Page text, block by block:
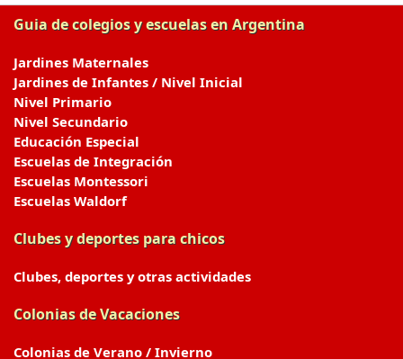
Guia de colegios y escuelas en Argentina
Jardines Maternales
Jardines de Infantes / Nivel Inicial
Nivel Primario
Nivel Secundario
Educación Especial
Escuelas de Integración
Escuelas Montessori
Escuelas Waldorf
Clubes y deportes para chicos
Clubes, deportes y otras actividades
Colonias de Vacaciones
Colonias de Verano / Invierno